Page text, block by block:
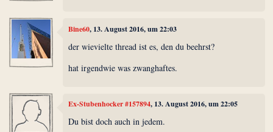
Bine60, 13. August 2016, um 22:03
der wievielte thread ist es, den du beehrst?
hat irgendwie was zwanghaftes.
Ex-Stubenhocker #157894, 13. August 2016, um 22:05
Du bist doch auch in jedem.